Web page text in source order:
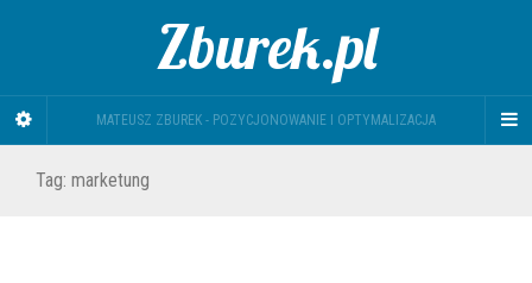
Zburek.pl
MATEUSZ ZBUREK - POZYCJONOWANIE I OPTYMALIZACJA
Tag: marketung